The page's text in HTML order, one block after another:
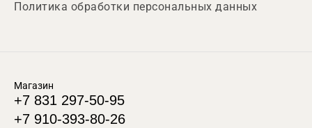
Политика обработки персональных данных
Магазин
+7 831 297-50-95
+7 910-393-80-26